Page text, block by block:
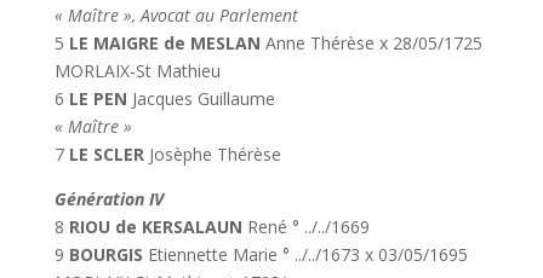
« Maître », Avocat au Parlement
5 LE MAIGRE de MESLAN Anne Thérèse x 28/05/1725
MORLAIX-St Mathieu
6 LE PEN Jacques Guillaume
« Maître »
7 LE SCLER Josèphe Thérèse
Génération IV
8 RIOU de KERSALAUN René ° ../../1669
9 BOURGIS Etiennette Marie ° ../../1673 x 03/05/1695